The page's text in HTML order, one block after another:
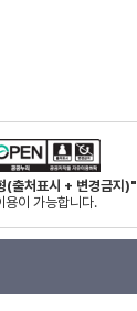
(출처표시 + 변경금지)"
용이 가능합니다.